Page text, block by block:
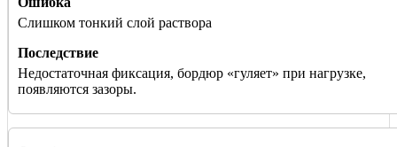
Слишком тонкий слой раствора
Недостаточная фиксация, бордюр «гуляет» при нагрузке,
появляются зазоры.